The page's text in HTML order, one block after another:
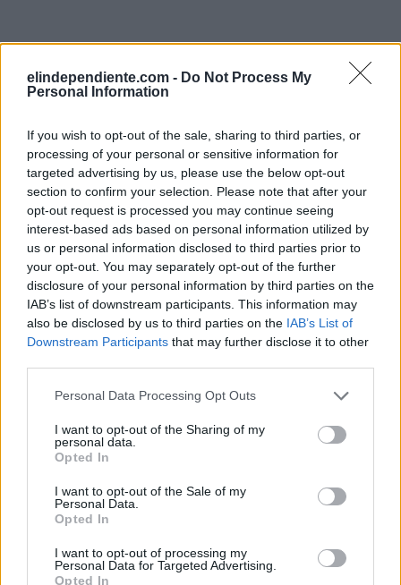
elindependiente.com - Do Not Process My
Personal Information
If you wish to opt-out of the sale, sharing to third parties, or
processing of your personal or sensitive information for
targeted advertising by us, please use the below opt-out
section to confirm your selection. Please note that after your
opt-out request is processed you may continue seeing
interest-based ads based on personal information utilized by
us or personal information disclosed to third parties prior to
your opt-out. You may separately opt-out of the further
disclosure of your personal information by third parties on the
IAB’s list of downstream participants. This information may
also be disclosed by us to third parties on the IAB’s List of
Downstream Participants that may further disclose it to other
Personal Data Processing Opt Outs
I want to opt-out of the Sharing of my
personal data.
Opted In
I want to opt-out of the Sale of my
Personal Data.
Opted In
I want to opt-out of processing my
Personal Data for Targeted Advertising.
Opted In